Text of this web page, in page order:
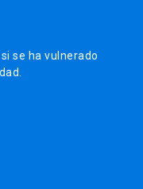
se ha vulnerado